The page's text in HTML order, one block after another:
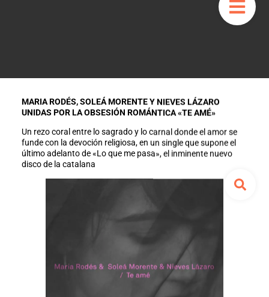
MARIA RODÉS, SOLEÁ MORENTE Y NIEVES LÁZARO
UNIDAS POR LA OBSESIÓN ROMÁNTICA «TE AMÉ»
Un rezo coral entre lo sagrado y lo carnal donde el amor se
funde con la devoción religiosa, en un single que supone el
último adelanto de «Lo que me pasa», el inminente nuevo
disco de la catalana